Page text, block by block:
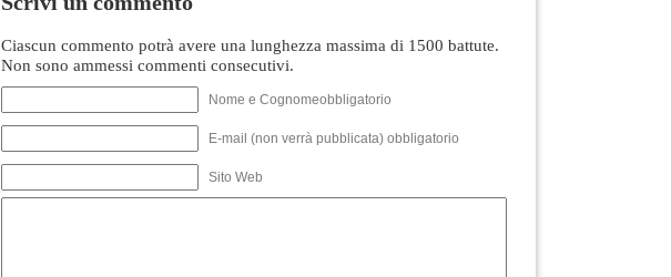
Ciascun commento potrà avere una lunghezza massima di 1500 battute.
Non sono ammessi commenti consecutivi.
Nome e Cognomeobbligatorio
E-mail (non verrà pubblicata) obbligatorio
Sito Web